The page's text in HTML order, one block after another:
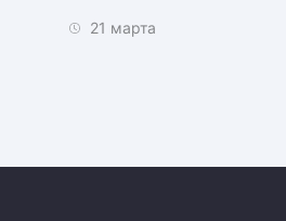
21 марта